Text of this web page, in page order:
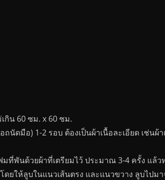
กิน 60 ซม. x 60 ซม.
ดมือ) 1-2 รอบ ต้องเป็นผ้าเนื้อละเอียด เช่นผ้า
พันด้วยผ้าที่เตรียมไว้ ประมาณ 3-4 ครั้ง แล้ว
ยให้ลูบในแนวเส้นตรง และแนวขวาง ลูบไปม